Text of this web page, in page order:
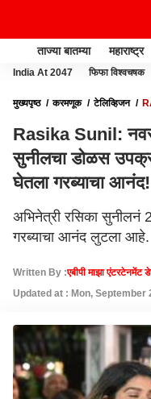
ताज्या बातम्या महाराष्ट्र
India At 2047 फिफा विश्वचषक
मुख्यपृष्ठ करमणूक टेलिव्हिजन
Rasika Sunil:
सुनीलचा डोळस
घेतला गरब्याचा आनंद!
अभिनेत्री रसिका सुनीलनं
गरब्याचा आनंद लुटला आहे.
Written By :एबीपी माझा एंटरटेनमेंट
Updated at : Mon, September